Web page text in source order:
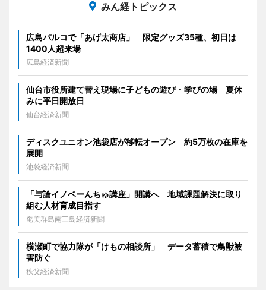
みん経トピックス
広島パルコで「あげ太商店」 限定グッズ35種、初日は
1400人超来場
広島経済新聞
仙台市役所建て替え現場に子どもの遊び・学びの場 夏休
みに平日開放日
仙台経済新聞
ディスクユニオン池袋店が移転オープン 約5万枚の在庫を
展開
池袋経済新聞
「与論イノベーんちゅ講座」開講へ 地域課題解決に取り
組む人材育成目指す
奄美群島南三島経済新聞
横瀬町で協力隊が「けもの相談所」 データ蓄積で鳥獣被
害防ぐ
秩父経済新聞